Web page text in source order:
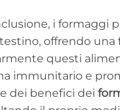
i formaggi
offrendo
questi
immunitario e
dei benefici dei